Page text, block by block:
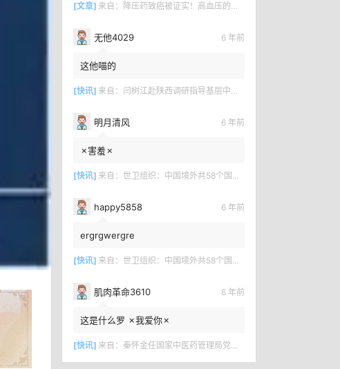
[文章] 来自： 降压药致癌被证实！高血压的百年骗局何时终结？
无他4029 6 年前
这他喵的
[快讯] 来自： 闫树江赴陕西调研指导基层中医药工作
明月清风 6 年前
✗害羞✗
[快讯] 来自： 世卫组织：中国境外共58个国家确诊新冠肺炎7169例
happy5858 6 年前
ergrgwergre
[快讯] 来自： 世卫组织：中国境外共58个国家确诊新冠肺炎7169例
肌肉革命3610 6 年前
这是什么罗 ✗我爱你✗
[快讯] 来自： 秦怀金任国家中医药管理局党组成员、副局长